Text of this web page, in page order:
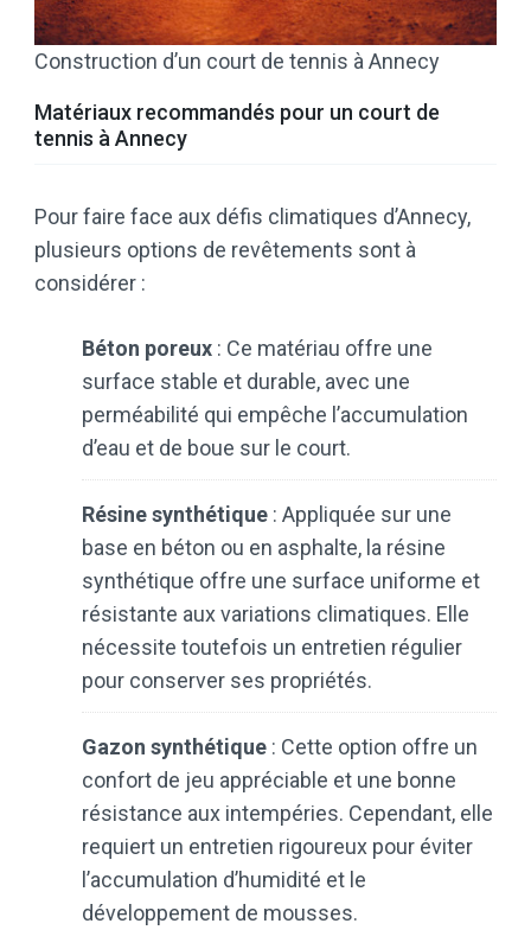
Construction d’un court de tennis à Annecy
Matériaux recommandés pour un court de
tennis à Annecy
Pour faire face aux défis climatiques d’Annecy,
plusieurs options de revêtements sont à
considérer :​
Béton poreux : Ce matériau offre une
surface stable et durable, avec une
perméabilité qui empêche l’accumulation
d’eau et de boue sur le court.
Résine synthétique : Appliquée sur une
base en béton ou en asphalte, la résine
synthétique offre une surface uniforme et
résistante aux variations climatiques. Elle
nécessite toutefois un entretien régulier
pour conserver ses propriétés.​
Gazon synthétique : Cette option offre un
confort de jeu appréciable et une bonne
résistance aux intempéries. Cependant, elle
requiert un entretien rigoureux pour éviter
l’accumulation d’humidité et le
développement de mousses.